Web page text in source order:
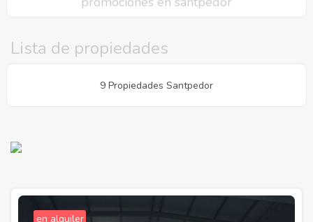
Lista de propiedades
9 Propiedades Santpedor
en alquiler